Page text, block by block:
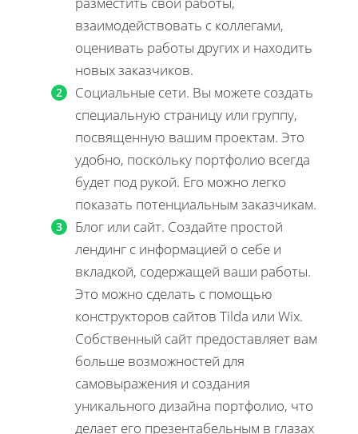
взаимодействовать с коллегами,
оценивать работы других и находить
новых заказчиков.
Социальные сети. Вы можете создать
специальную страницу или группу,
посвященную вашим проектам. Это
удобно, поскольку портфолио всегда
будет под рукой. Его можно легко
показать потенциальным заказчикам.
Блог или сайт. Создайте простой
лендинг с информацией о себе и
вкладкой, содержащей ваши работы.
Это можно сделать с помощью
конструкторов сайтов Tilda или Wix.
Собственный сайт предоставляет вам
больше возможностей для
самовыражения и создания
уникального дизайна портфолио, что
делает его презентабельным в глазах